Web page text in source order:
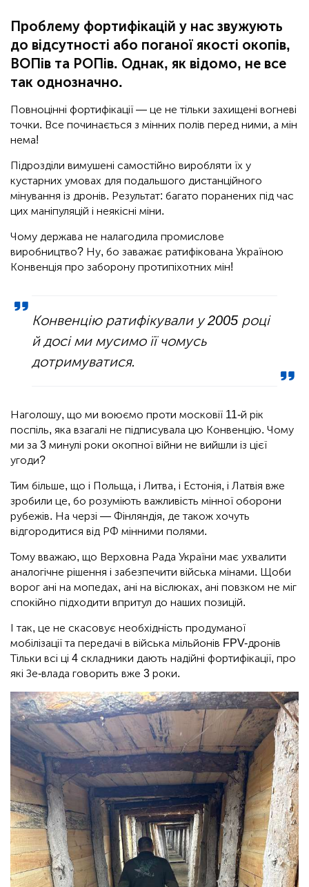
Проблему фортифікацій у нас звужують
до відсутності або поганої якості окопів,
ВОПів та РОПів. Однак, як відомо, не все
так однозначно.
Повноцінні фортифікації — це не тільки захищені вогневі
точки. Все починається з мінних полів перед ними, а мін
нема!
Підрозділи вимушені самостійно виробляти їх у
кустарних умовах для подальшого дистанційного
мінування із дронів. Результат: багато поранених під час
цих маніпуляцій і неякісні міни.
Чому держава не налагодила промислове
виробництво? Ну, бо заважає ратифікована Україною
Конвенція про заборону протипіхотних мін!
Конвенцію ратифікували у 2005 році
й досі ми мусимо її чомусь
дотримуватися.
Наголошу, що ми воюємо проти московії 11-й рік
поспіль, яка взагалі не підписувала цю Конвенцію. Чому
ми за 3 минулі роки окопної війни не вийшли із цієї
угоди?
Тим більше, що і Польща, і Литва, і Естонія, і Латвія вже
зробили це, бо розуміють важливість мінної оборони
рубежів. На черзі — Фінляндія, де також хочуть
відгородитися від РФ мінними полями.
Тому вважаю, що Верховна Рада України має ухвалити
аналогічне рішення і забезпечити війська мінами. Щоби
ворог ані на мопедах, ані на віслюках, ані повзком не міг
спокійно підходити впритул до наших позицій.
І так, це не скасовує необхідність продуманої
мобілізації та передачі в війська мільйонів FPV-дронів
Тільки всі ці 4 складники дають надійні фортифікації, про
які Зе-влада говорить вже 3 роки.